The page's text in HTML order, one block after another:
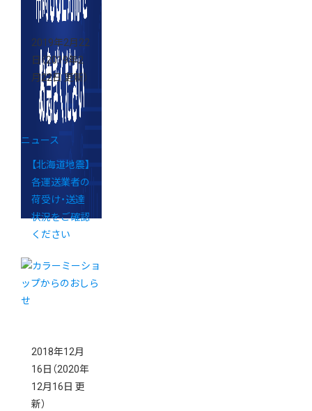
2019年2月22
日 （2019年2
月22日 更新）
ニュース
【北海道地震】
各運送業者の
荷受け・送達
状況をご確認
ください
2018年12月
16日 （2020年
12月16日 更
新）